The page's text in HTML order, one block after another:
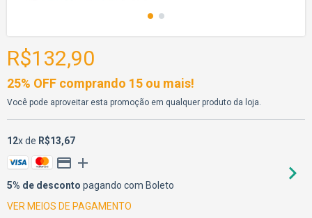
R$132,90
25% OFF comprando 15 ou mais!
Você pode aproveitar esta promoção em qualquer produto da loja.
12x de R$13,67
5% de desconto pagando com Boleto
VER MEIOS DE PAGAMENTO